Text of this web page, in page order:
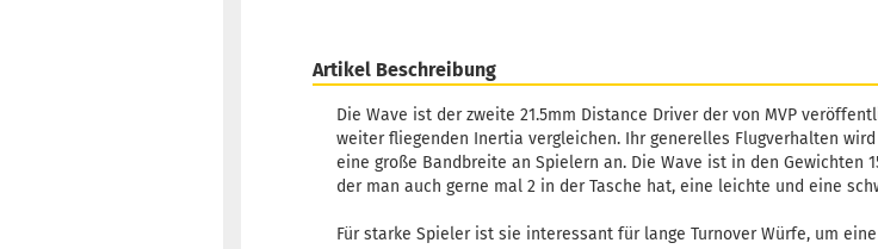
Artikel Beschreibung
Die Wave ist der zweite 21.5mm Distance Driver der von MVP
weiter fliegenden Inertia vergleichen. Ihr generelles Flugverhalten
eine große Bandbreite an Spielern an. Die Wave ist in den Gewichten
der man auch gerne mal 2 in der Tasche hat, eine leichte und eine
Für starke Spieler ist sie interessant für lange Turnover Würfe, um